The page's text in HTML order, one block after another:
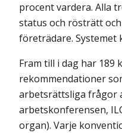
procent vardera. Alla
status och rösträtt
företrädare. Systemet
Fram till i dag har 189
rekommendationer
arbetsrättsliga frågor
arbetskonferensen,
organ). Varje